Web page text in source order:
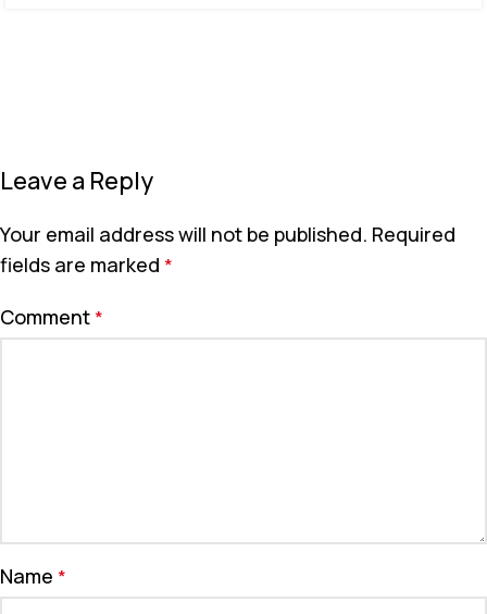
Leave a Reply
Your email address will not be published. Required
fields are marked *
Comment *
Name *